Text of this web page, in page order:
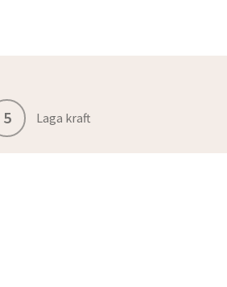
5 Laga kraft